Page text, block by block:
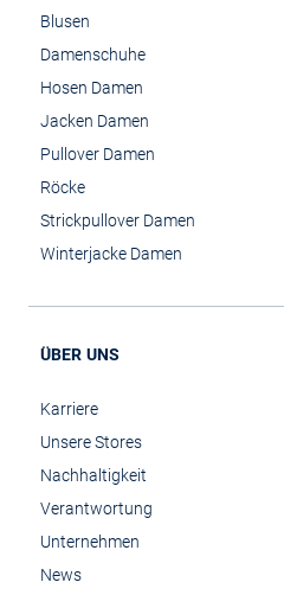
Blusen
Damenschuhe
Hosen Damen
Jacken Damen
Pullover Damen
Röcke
Strickpullover Damen
Winterjacke Damen
ÜBER UNS
Karriere
Unsere Stores
Nachhaltigkeit
Verantwortung
Unternehmen
News